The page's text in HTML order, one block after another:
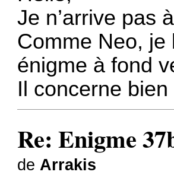
Je n’arrive pas
Comme Neo, je
énigme à fond
Il concerne
Re: Enigme
deArrakis